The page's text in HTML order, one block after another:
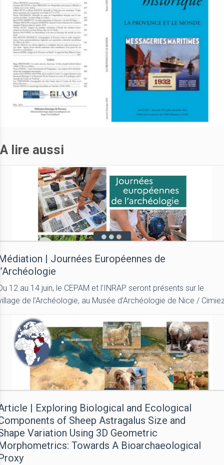
A lire aussi
| Journées Européennes de
12 au 14 juin, le CEPAM et l’INRAP seront présents sur le
de l’Archéologie, au Musée d’Archéologie de Nice /
| Exploring Biological and Ecological
of Sheep Astragalus Size and
Variation Using 3D Geometric
Towards A Bioarchaeological